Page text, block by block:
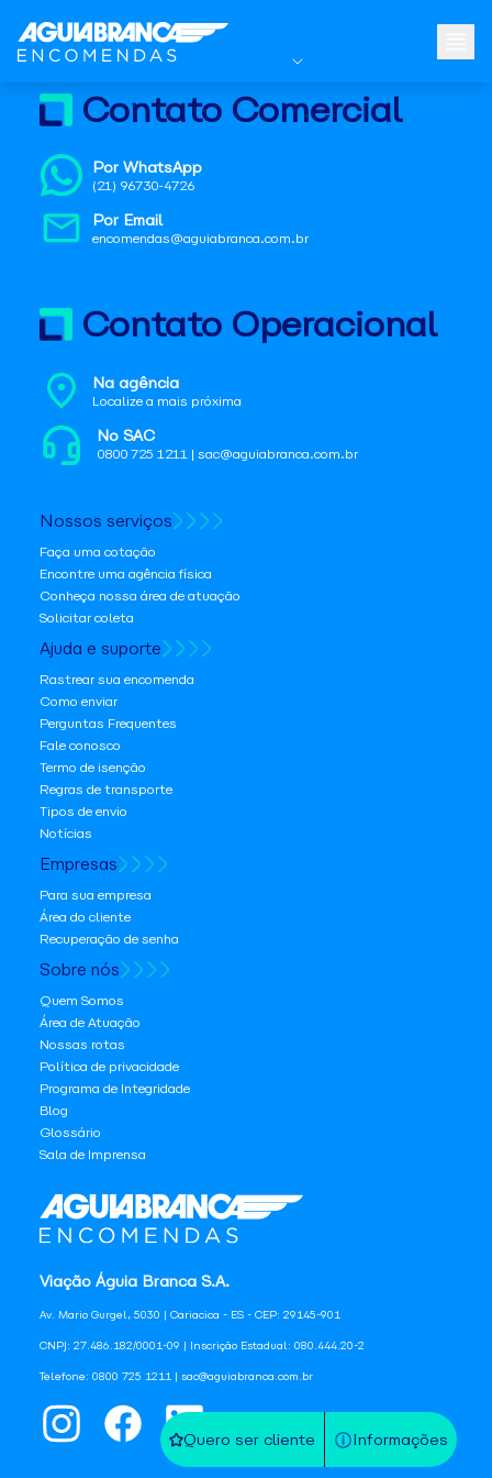
Quero ser cliente Informações
Viação Águia Branca S.A.
Av. Mario Gurgel, 5030 | Cariacica - ES - CEP: 29145-901
CNPJ: 27.486.182/0001-09 | Inscrição Estadual: 080.444.20-2
Telefone: 0800 725 1211 | sac@aguiabranca.com.br
Contato Comercial
Por WhatsApp
(21) 96730-4726
Por Email
encomendas@aguiabranca.com.br
Contato Operacional
Na agência
Localize a mais próxima
No SAC
0800 725 1211 | sac@aguiabranca.com.br
Nossos serviços
Faça uma cotação
Encontre uma agência física
Conheça nossa área de atuação
Solicitar coleta
Ajuda e suporte
Rastrear sua encomenda
Como enviar
Perguntas Frequentes
Fale conosco
Termo de isenção
Regras de transporte
Tipos de envio
Notícias
Empresas
Para sua empresa
Área do cliente
Recuperação de senha
Sobre nós
Quem Somos
Área de Atuação
Nossas rotas
Política de privacidade
Programa de Integridade
Blog
Glossário
Sala de Imprensa